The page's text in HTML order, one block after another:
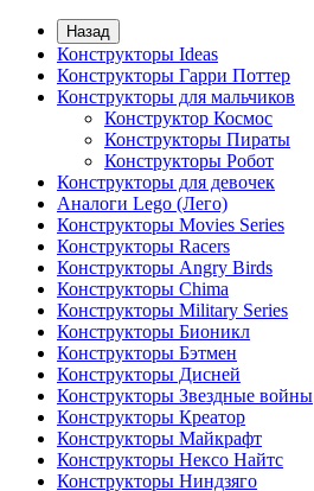
Назад
Конструкторы Ideas
Конструкторы Гарри Поттер
Конструкторы для мальчиков
Конструктор Космос
Конструкторы Пираты
Конструкторы Робот
Конструкторы для девочек
Аналоги Lego (Лего)
Конструкторы Movies Series
Конструкторы Racers
Конструкторы Angry Birds
Конструкторы Chima
Конструкторы Military Series
Конструкторы Бионикл
Конструкторы Бэтмен
Конструкторы Дисней
Конструкторы Звездные войны
Конструкторы Креатор
Конструкторы Майкрафт
Конструкторы Нексо Найтс
Конструкторы Ниндзяго